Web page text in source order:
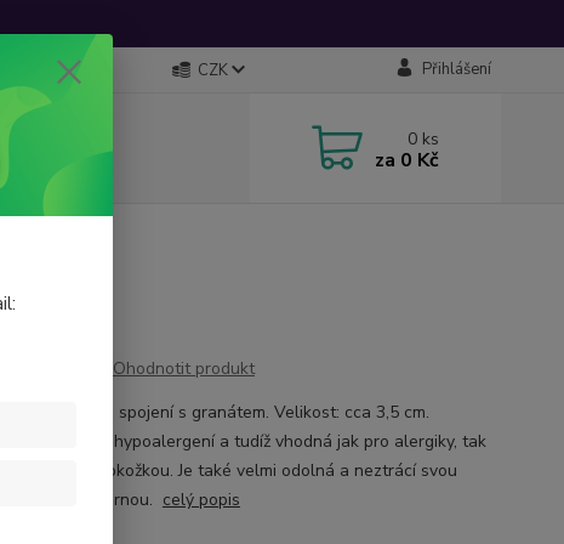
CZK Přihlášení
0 ks
za 0 Kč
Ohodnotit produkt
ocel ve spojení s granátem. Velikost: cca 3,5 cm.
ocel je hypoalergení a tudíž vhodná jak pro alergiky, tak
lidi s citlivou pokožkou. Je také velmi odolná a neztrácí svou
- matně stříbrnou. celý popis